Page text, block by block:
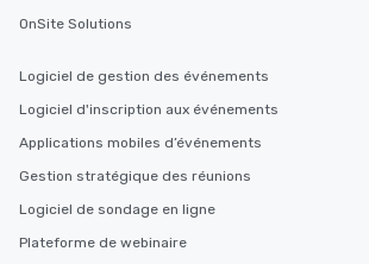
OnSite Solutions
Logiciel de gestion des événements
Logiciel d'inscription aux événements
Applications mobiles d’événements
Gestion stratégique des réunions
Logiciel de sondage en ligne
Plateforme de webinaire